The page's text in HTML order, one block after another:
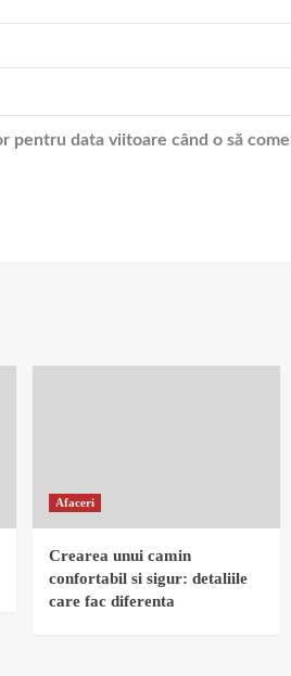
pentru data viitoare când o să
Afaceri
Crearea unui camin
confortabil si sigur: detaliile
care fac diferenta